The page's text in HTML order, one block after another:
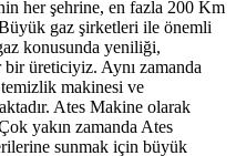
her şehrine, en fazla 200 Km
gaz şirketleri ile önemli
konusunda yeniliği,
üreticiyiz. Aynı zamanda
makinesi ve
Ates Makine olarak
yakın zamanda Ates
sunmak için büyük